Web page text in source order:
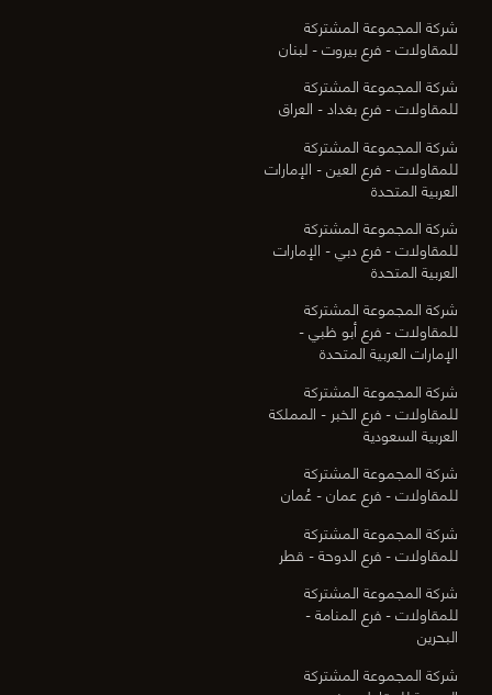
شركة المجموعة المشتركة
للمقاولات - فرع بيروت - لبنان
شركة المجموعة المشتركة
للمقاولات - فرع بغداد - العراق
شركة المجموعة المشتركة
للمقاولات - فرع العين - الإمارات
العربية المتحدة
شركة المجموعة المشتركة
للمقاولات - فرع دبي - الإمارات
العربية المتحدة
شركة المجموعة المشتركة
للمقاولات - فرع أبو ظبي -
الإمارات العربية المتحدة
شركة المجموعة المشتركة
للمقاولات - فرع الخبر - المملكة
العربية السعودية
شركة المجموعة المشتركة
للمقاولات - فرع عمان - عُمان
شركة المجموعة المشتركة
للمقاولات - فرع الدوحة - قطر
شركة المجموعة المشتركة
للمقاولات - فرع المنامة -
البحرين
شركة المجموعة المشتركة